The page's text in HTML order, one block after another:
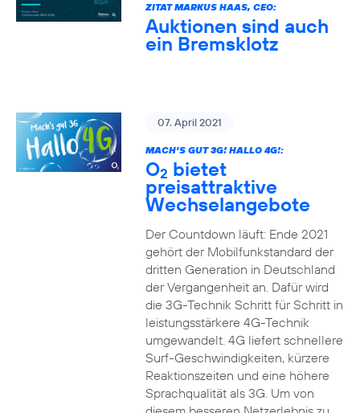
ZITAT MARKUS HAAS, CEO:
Auktionen sind auch
ein Bremsklotz
07. April 2021
MACH’S GUT 3G! HALLO 4G!:
O2 bietet
preisattraktive
Wechselangebote
Der Countdown läuft: Ende 2021
gehört der Mobilfunkstandard der
dritten Generation in Deutschland
der Vergangenheit an. Dafür wird
die 3G-Technik Schritt für Schritt in
leistungsstärkere 4G-Technik
umgewandelt. 4G liefert schnellere
Surf-Geschwindigkeiten, kürzere
Reaktionszeiten und eine höhere
Sprachqualität als 3G. Um von